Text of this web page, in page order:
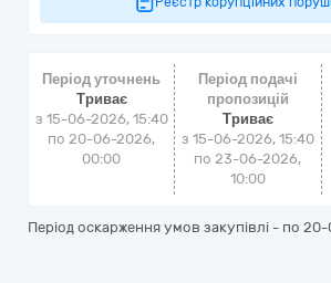
Період уточнень
Триває
з 15-06-2026, 15:40
по 20-06-2026,
00:00
Період подачі
пропозицій
Триває
з 15-06-2026, 15:40
по 23-06-2026,
10:00
Період оскарження умов закупівлі - по 20-